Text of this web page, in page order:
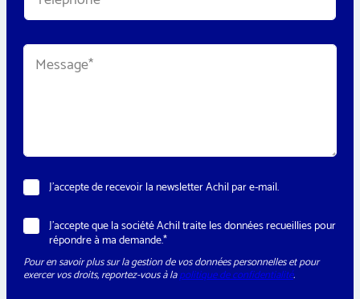
l
p
hM
N
e
w
s
e
t
t
J’accepte de recevoir la newsletter Achil par e-mail.
*
R
P
D
T
R
G
D
*
J’accepte que la société Achil traite les données recueillies pour
répondre à ma demande.*
Pour en savoir plus sur la gestion de vos données personnelles et pour
exercer vos droits, reportez-vous à lapolitique de confidentialité.